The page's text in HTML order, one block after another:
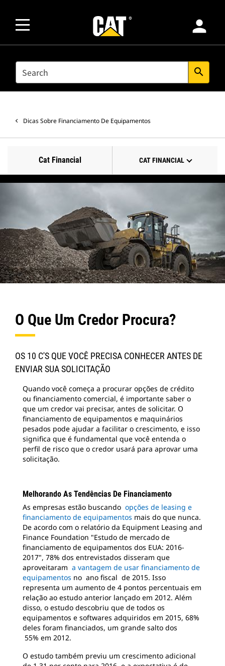
person
SEARCH search
Dicas Sobre Financiamento De Equipamentos
Cat Financial CAT FINANCIAL
O Que Um Credor Procura?
OS 10 C'S QUE VOCÊ PRECISA CONHECER ANTES DE
ENVIAR SUA SOLICITAÇÃO
Quando você começa a procurar opções de crédito
ou financiamento comercial, é importante saber o
que um credor vai precisar, antes de solicitar. O
financiamento de equipamentos e maquinários
pesados pode ajudar a facilitar o crescimento, e isso
significa que é fundamental que você entenda o
perfil de risco que o credor usará para aprovar uma
solicitação.
Melhorando As Tendências De Financiamento
As empresas estão buscando opções de leasing e
financiamento de equipamentos mais do que nunca.
De acordo com o relatório da Equipment Leasing and
Finance Foundation "Estudo de mercado de
financiamento de equipamentos dos EUA: 2016-
2017", 78% dos entrevistados disseram que
aproveitaram a vantagem de usar financiamento de
equipamentos no ano fiscal de 2015. Isso
representa um aumento de 4 pontos percentuais em
relação ao estudo anterior lançado em 2012. Além
disso, o estudo descobriu que de todos os
equipamentos e softwares adquiridos em 2015, 68%
deles foram financiados, um grande salto dos
55% em 2012.
O estudo também previu um crescimento adicional